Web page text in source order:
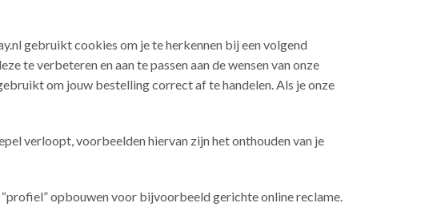
gebruikt cookies om je te herkennen bij een volgend
te verbeteren en aan te passen aan de wensen van onze
om jouw bestelling correct af te handelen. Als je onze
verloopt, voorbeelden hiervan zijn het onthouden van je
opbouwen voor bijvoorbeeld gerichte online reclame.